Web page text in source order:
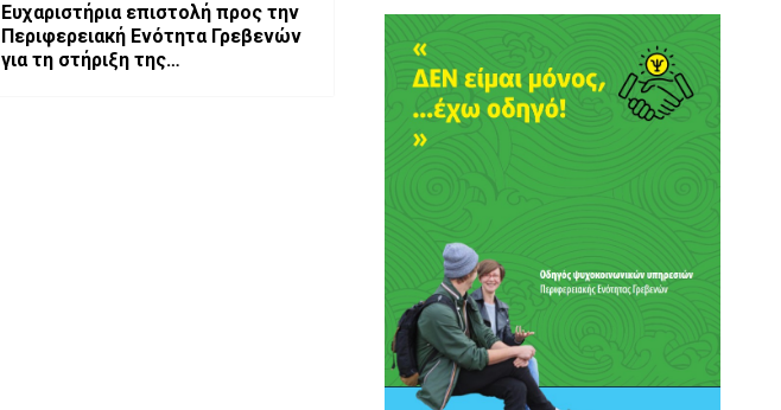
Ευχαριστήρια επιστολή προς την
Περιφερειακή Ενότητα Γρεβενών
για τη στήριξη της